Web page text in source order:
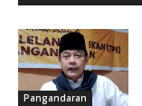
Pangandaran